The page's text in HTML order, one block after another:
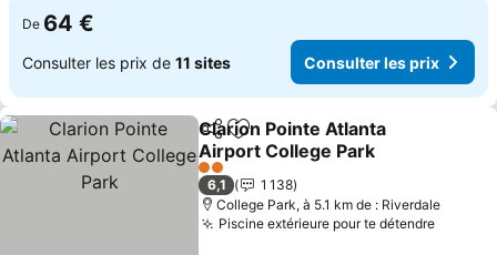
De 64 €
Consulter les prix de 11 sites Consulter les prix
PartagerAjouter à mes favoris
Clarion Pointe Atlanta
Airport College Park
2 Étoiles
6,1
1 138
College Park, à 5.1 km de : Riverdale
Piscine extérieure pour te détendre